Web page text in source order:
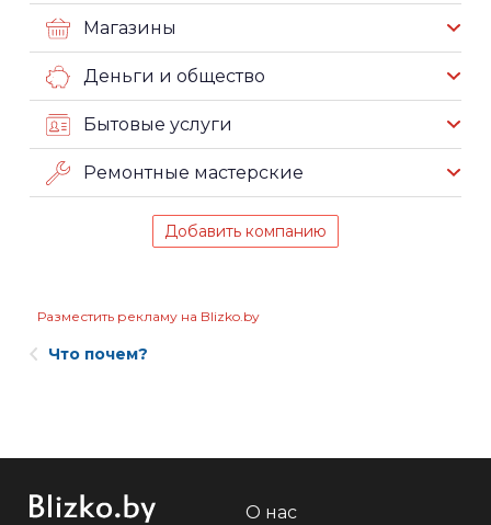
Магазины
Деньги и общество
Бытовые услуги
Ремонтные мастерские
Добавить компанию
Разместить рекламу на Blizko.by
Что почем?
О нас